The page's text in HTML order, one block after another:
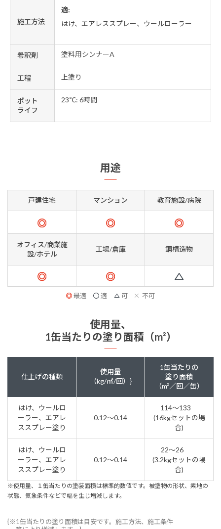
施工方法
適:
はけ、エアレススプレー、ウールローラー
希釈剤 塗料用シンナーA
工程 上塗り
ポット
ライフ
23℃: 6時間
用途
戸建住宅 マンション 教育施設/病院
オフィス/商業施
設/ホテル
工場/倉庫 鋼構造物
最適 適 可 不可
使用量、
1缶当たりの塗り面積（m²）
仕上げの種類
使用量
（kg/㎡/回）}
1缶当たりの
塗り面積
（m²／回／缶）
はけ、ウールロ
ーラー、エアレ
ススプレー塗り
0.12～0.14
114～133
(16kgセットの場
合)
はけ、ウールロ
ーラー、エアレ
ススプレー塗り
0.12～0.14
22～26
(3.2kgセットの場
合)
※使用量、１缶当たりの塗装面積は標準的数値です。被塗物の形状、素地の
状態、気象条件などで幅を生じ増減します。
{※1缶当たりの塗り面積は目安です。施工方法、施工条件